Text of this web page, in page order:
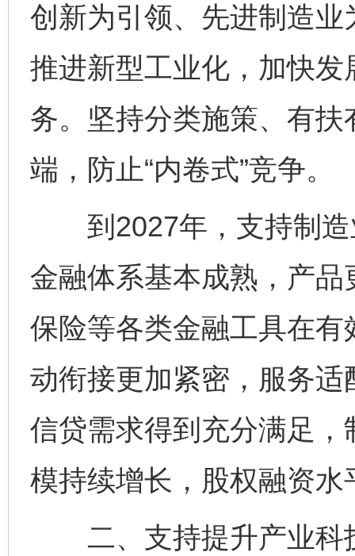
创新为引领、先进制造
推进新型工业化，加快
务。坚持分类施策、有
端，防止“内卷式”竞争。
到2027年，支持制造
金融体系基本成熟，产
保险等各类金融工具在
动衔接更加紧密，服务
信贷需求得到充分满足
模持续增长，股权融资水
二、支持提升产业科